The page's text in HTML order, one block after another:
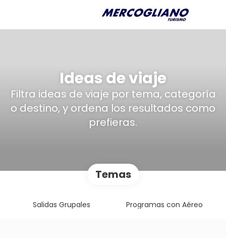
Ideas de viaje
Filtra ideas de viaje por tema, categoría
o destino, y ordena los resultados como
prefieras.
Temas
Salidas Grupales Programas con Aéreo